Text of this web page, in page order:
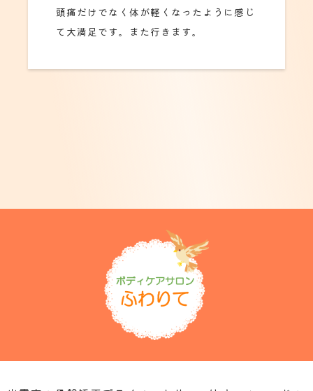
頭痛だけでなく体が軽くなったように感じ
て大満足です。また行きます。